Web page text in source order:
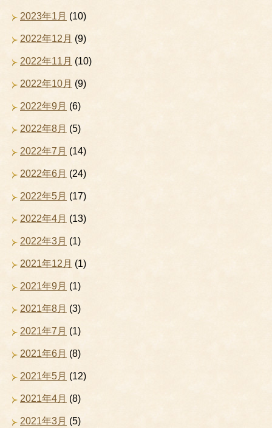
2023年1月 (10)
2022年12月 (9)
2022年11月 (10)
2022年10月 (9)
2022年9月 (6)
2022年8月 (5)
2022年7月 (14)
2022年6月 (24)
2022年5月 (17)
2022年4月 (13)
2022年3月 (1)
2021年12月 (1)
2021年9月 (1)
2021年8月 (3)
2021年7月 (1)
2021年6月 (8)
2021年5月 (12)
2021年4月 (8)
2021年3月 (5)